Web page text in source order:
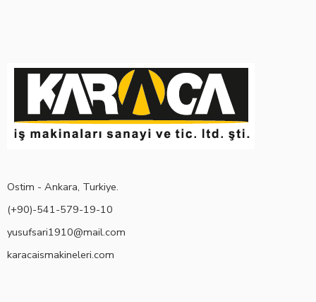
Ostim - Ankara, Turkiye.
(+90)-541-579-19-10
yusufsari1910@mail.com
karacaismakineleri.com